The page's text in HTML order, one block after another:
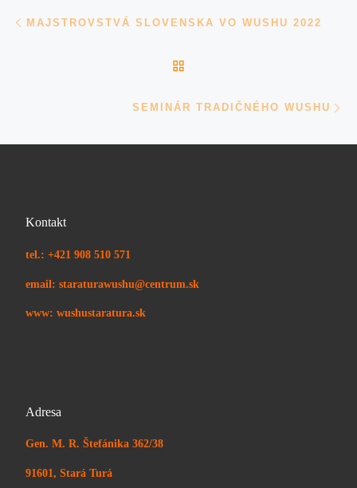
Navigácia v príspevkoch
MAJSTROVSTVÁ SLOVENSKA VO WUSHU 2022
SEMINÁR TRADIČNÉHO WUSHU
Kontakt
tel.: +421 908 510 571
email: staraturawushu@centrum.sk
www: wushustaratura.sk
Adresa
Gen. M. R. Štefánika 362/38
91601, Stará Turá